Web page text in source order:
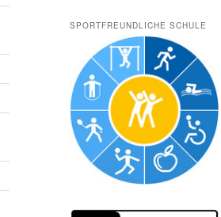
SPORTFREUNDLICHE SCHULE